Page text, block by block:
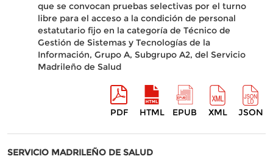
que se convocan pruebas selectivas por el turno
libre para el acceso a la condición de personal
estatutario fijo en la categoría de Técnico de
Gestión de Sistemas y Tecnologías de la
Información, Grupo A, Subgrupo A2, del Servicio
Madrileño de Salud
PDF HTML EPUB XML JSON
SERVICIO MADRILEÑO DE SALUD